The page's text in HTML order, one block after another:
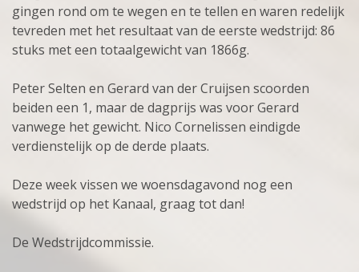
gingen rond om te wegen en te tellen en waren redelijk
tevreden met het resultaat van de eerste wedstrijd: 86
stuks met een totaalgewicht van 1866g.
Peter Selten en Gerard van der Cruijsen scoorden
beiden een 1, maar de dagprijs was voor Gerard
vanwege het gewicht. Nico Cornelissen eindigde
verdienstelijk op de derde plaats.
Deze week vissen we woensdagavond nog een
wedstrijd op het Kanaal, graag tot dan!
De Wedstrijdcommissie.